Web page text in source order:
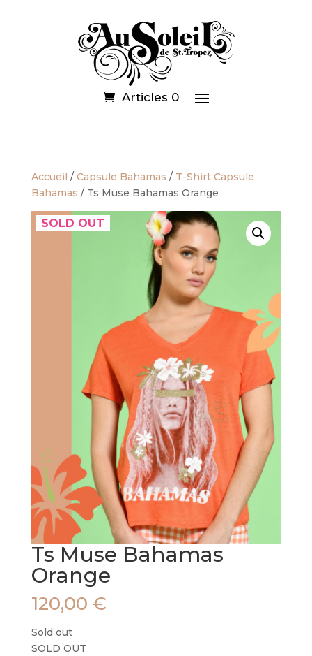
Articles 0
Accueil / Capsule Bahamas / T-Shirt Capsule
Bahamas / Ts Muse Bahamas Orange
SOLD OUT
Ts Muse Bahamas
Orange
120,00 €
Sold out
SOLD OUT